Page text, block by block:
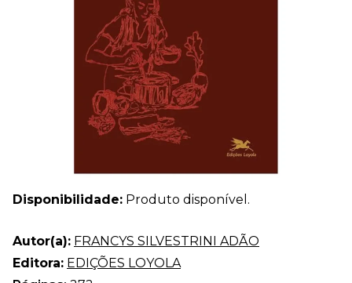
Disponibilidade: Produto disponível.
Autor(a): FRANCYS SILVESTRINI ADÃO
Editora: EDIÇÕES LOYOLA